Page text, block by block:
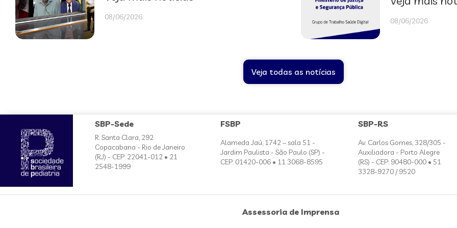
08/06/2026 08/06/2026
Veja todas as notícias
SBP-Sede
R. Santa Clara, 292
Copacabana - Rio de Janeiro
(RJ) - CEP: 22041-012 • 21
2548-1999
FSBP
Alameda Jaú, 1742 – sala 51 -
Jardim Paulista - São Paulo (SP) -
CEP: 01420-006 • 11 3068-8595
SBP-RS
Av. Carlos Gomes, 328/305 -
Auxiliadora - Porto Alegre
(RS) - CEP: 90480-000 • 51
3328-9270 / 9520
Assessoria de Imprensa